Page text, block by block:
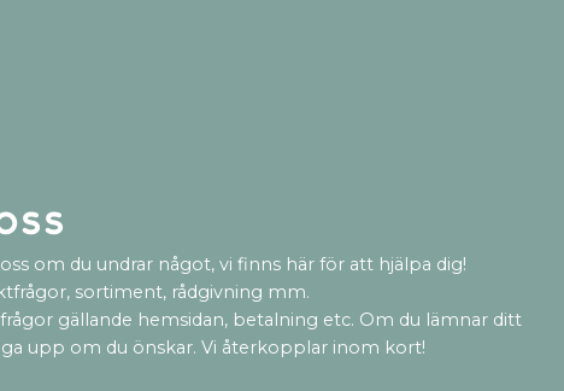
om du undrar något, vi finns här för att hjälpa dig!
sortiment, rådgivning mm.
gällande hemsidan, betalning etc. Om du lämnar ditt
upp om du önskar. Vi återkopplar inom kort!